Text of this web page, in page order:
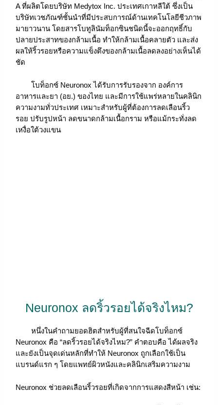
A ที่ผลิตโดยบริษัท Medytox Inc. ประเทศเกาหลีใต้ ซึ่งเป็น
บริษัทเวชภัณฑ์ชั้นนำที่มีประสบการณ์ด้านเทคโนโลยีชีวภาพ
มายาวนาน โดยสารโบทูลินัมท็อกซินชนิดนี้จะออกฤทธิ์กับ
ปลายประสาทของกล้ามเนื้อ ทำให้กล้ามเนื้อคลายตัว และส่ง
ผลให้ริ้วรอยหรือความแข็งตึงของกล้ามเนื้อลดลงอย่างเห็นได้
ชัด
โบท็อกซ์ Neuronox ได้รับการรับรองจาก องค์การ
อาหารและยา (อย.) ของไทย และมีการใช้แพร่หลายในคลินิก
ความงามทั่วประเทศ เหมาะสำหรับผู้ที่ต้องการลดเลือนริ้ว
รอย ปรับรูปหน้า ลดขนาดกล้ามเนื้อกราม หรือแม้กระทั่งลด
เหงื่อใต้วงแขน
Neuronox ลดริ้วรอยได้จริงไหม?
หนึ่งในคำถามยอดฮิตสำหรับผู้ที่สนใจฉีดโบท็อกซ์
Neuronox คือ “ลดริ้วรอยได้จริงไหม?” คำตอบคือ ได้ผลจริง
และยังเป็นจุดเด่นหลักที่ทำให้ Neuronox ถูกเลือกใช้เป็น
แบรนด์แรก ๆ โดยแพทย์ผิวหนังและคลินิกเสริมความงาม
Neuronox ช่วยลดเลือนริ้วรอยที่เกิดจากการแสดงสีหน้า เช่น: